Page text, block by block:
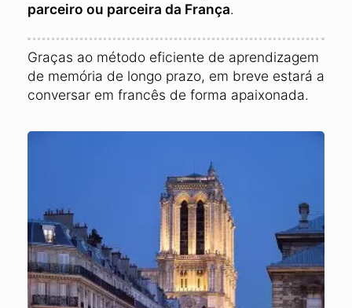
parceiro ou parceira da França.
Graças ao método eficiente de aprendizagem
de memória de longo prazo, em breve estará a
conversar em francês de forma apaixonada.